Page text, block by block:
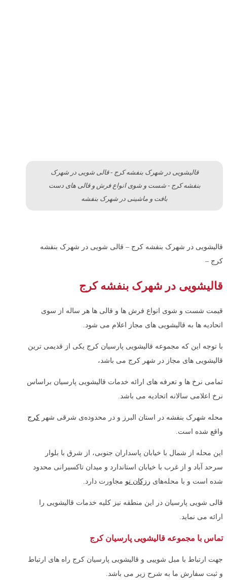
قالیشویی در شهرک بنفشه کرج - قالی شویی در شهرک
بنفشه کرج - شست و شوی انواع فرش و قالی های دست
بافت و ماشینی در شهرک بنفشه
قالیشویی در شهرک بنفشه کرج – قالی شویی در شهرک بنفشه
کرج –
قالیشویی در شهرک بنفشه کرج
قیمت شست و شوی انواع فرش ها و قالی ها هر ساله از سوی
اتحادیه ها به قالیشویی های مجاز اعلام می شود.
با توجه این که مجموعه قالیشویی پارسیان کرج یکی از قدیمی ترین
قالیشویی های مجاز در شهر کرج می باشد،
تمامی نرخ ها و تعرفه های ارائه خدمات قالیشویی پارسیان براساس
نرخ اعلامی سالانه اتحادیه می باشد.
محله شهرک بنفشه در استان البرز و در محدوده‌ی شرقی شهر کرج
واقع شده است.
این محله از شمال با خیابان پاسداران جنوبی، از شرق با بلوار
سرحد آباد و از غرب با خیابان استاندارد و میدان تاکسیرانی محدود
شده است و با محله‌های ‌ رزکان نو مجاورت دارد.
قالی شویی پارسیان در این منطقه نیز کلیه خدمات قالیشویی را
ارائه می نماید.
تماس با مجموعه قالیشویی پارسیان کرج
جهت ارتباط با مبل شوییی و قالیشویی پارسیان کرج راه های ارتباط
و ثبت سفارش ما به شرح زیر می باشد.